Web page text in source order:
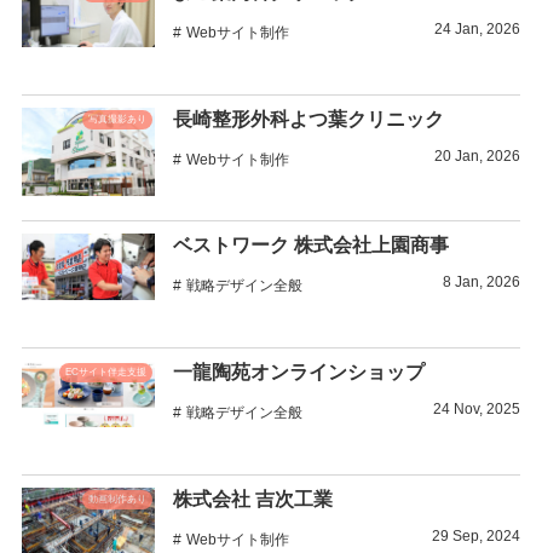
Webサイト制作 24 Jan ,2026
写真撮影あり 長崎整形外科よつ葉クリニック
Webサイト制作 20 Jan ,2026
ベストワーク 株式会社上園商事
戦略デザイン全般 8 Jan,2026
ECサイト伴走支援 一龍陶苑オンラインショップ
戦略デザイン全般 24 Nov,2025
動画制作あり 株式会社 吉次工業
Webサイト制作 29 Sep ,2024